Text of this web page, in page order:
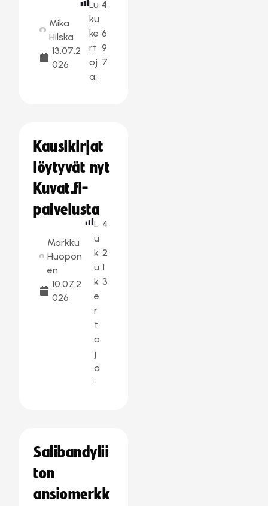
Mika
Hilska
13.07.2
026
Lu
ku
ke
rt
oj
a:
4
6
9
7
Kausikirjat
löytyvät nyt
Kuvat.fi-
palvelusta
Markku
Huopon
en
10.07.2
026
L
u
k
u
k
e
r
t
o
j
a
:
4
2
1
3
Salibandylii
ton
ansiomerkk